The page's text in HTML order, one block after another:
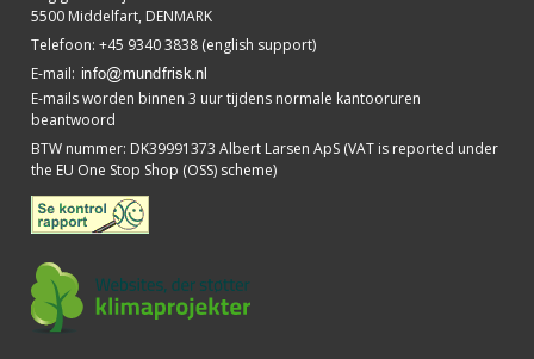
5500 Middelfart, DENMARK
Telefoon: +45 9340 3838 (english support)
E-mail:
E-mails worden binnen 3 uur tijdens normale kantooruren
beantwoord
BTW nummer: DK39991373 Albert Larsen ApS (VAT is reported under
the EU One Stop Shop (OSS) scheme)